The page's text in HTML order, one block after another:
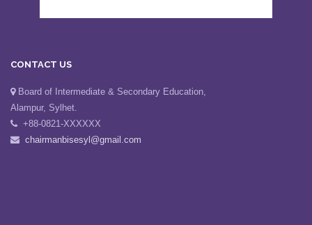
CONTACT US
Board of Intermediate & Secondary Education,
Alampur, Sylhet.
+88-0821-XXXXXX
chairmanbisesyl@gmail.com